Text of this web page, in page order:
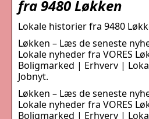
fra 9480 Løkken
Lokale historier fra 9480
Løkken – Læs de seneste
Lokale nyheder fra VORES
Boligmarked | Erhverv |
Jobnyt.
Løkken – Læs de seneste
Lokale nyheder fra VORES
Boligmarked | Erhverv |